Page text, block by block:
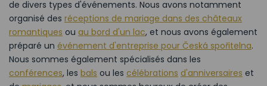
de divers types d'événements. Nous avons notamment
organisé des réceptions de mariage dans des châteaux
romantiques ou au bord d'un lac, et nous avons également
préparé un événement d'entreprise pour Česká spořitelna.
Nous sommes également spécialisés dans les
conférences, les bals ou les célébrations d'anniversaires et